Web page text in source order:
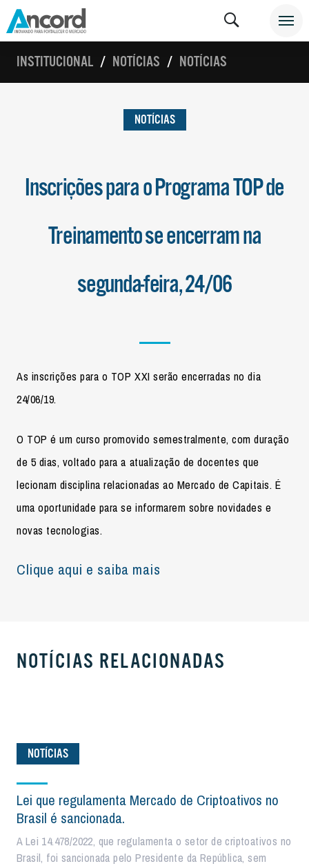
INSTITUCIONAL NOTÍCIAS NOTÍCIAS
NOTÍCIAS
Inscrições para o Programa TOP de
Treinamento se encerram na
segunda-feira, 24/06
As inscrições para o TOP XXI serão encerradas no dia
24/06/19.
O TOP é um curso promovido semestralmente, com duração
de 5 dias, voltado para a atualização de docentes que
lecionam disciplina relacionadas ao Mercado de Capitais. É
uma oportunidade para se informarem sobre novidades e
novas tecnologias.
Clique aqui e saiba mais
NOTÍCIAS RELACIONADAS
NOTÍCIAS
Lei que regulamenta Mercado de Criptoativos no
Brasil é sancionada.
A Lei 14.478/2022, que regulamenta o setor de criptoativos no
Brasil, foi sancionada pelo Presidente da República, sem